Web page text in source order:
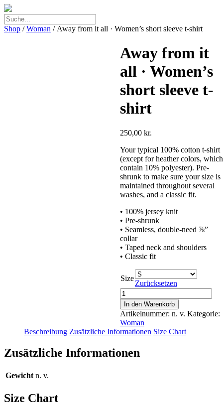
Shop /Woman / Away from it all · Women’s short sleeve t-shirt
Away from it
all · Women’s
short sleeve t-
shirt
250,00 kr.
Your typical 100% cotton t-shirt
(except for heather colors, which
contain 10% polyester). Pre-
shrunk to make sure your size is
maintained throughout several
washes, and a classic fit.
• 100% jersey knit
• Pre-shrunk
• Seamless, double-need ⅞”
collar
• Taped neck and shoulders
• Classic fit
Size
Zurücksetzen
Away
from
it
all
·
Women's
sleeve
In den Warenkorb
Artikelnummer: n. v. Kategorie:
Woman
Beschreibung Zusätzliche Informationen Size Chart
Zusätzliche Informationen
Gewicht n. v.
Size Chart